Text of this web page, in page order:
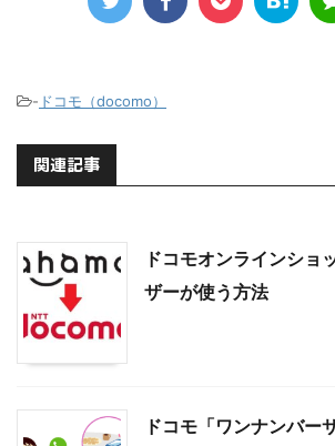
- ドコモ（docomo）
関連記事
ドコモオンラインショ
ザーが使う方法
ドコモ「ワンナンバー